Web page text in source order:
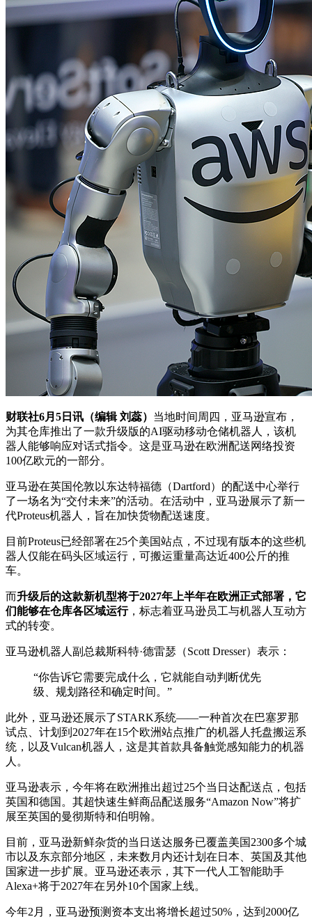
财联社6月5日讯（编辑 刘蕊） 当地时间周四，亚马逊宣布，
为其仓库推出了一款升级版的AI驱动移动仓储机器人，该机
器人能够响应对话式指令。这是亚马逊在欧洲配送网络投资
100亿欧元的一部分。
亚马逊在英国伦敦以东达特福德（Dartford）的配送中心举行
了一场名为“交付未来”的活动。在活动中，亚马逊展示了新一
代Proteus机器人，旨在加快货物配送速度。
目前Proteus已经部署在25个美国站点，不过现有版本的这些机
器人仅能在码头区域运行，可搬运重量高达近400公斤的推
车。
而升级后的这款新机型将于2027年上半年在欧洲正式部署，它
们能够在仓库各区域运行，标志着亚马逊员工与机器人互动方
式的转变。
亚马逊机器人副总裁斯科特·德雷瑟（Scott Dresser）表示：
“你告诉它需要完成什么，它就能自动判断优先
级、规划路径和确定时间。”
此外，亚马逊还展示了STARK系统——一种首次在巴塞罗那
试点、计划到2027年在15个欧洲站点推广的机器人托盘搬运系
统，以及Vulcan机器人，这是其首款具备触觉感知能力的机器
人。
亚马逊表示，今年将在欧洲推出超过25个当日达配送点，包括
英国和德国。其超快速生鲜商品配送服务“Amazon Now”将扩
展至英国的曼彻斯特和伯明翰。
目前，亚马逊新鲜杂货的当日送达服务已覆盖美国2300多个城
市以及东京部分地区，未来数月内还计划在日本、英国及其他
国家进一步扩展。亚马逊还表示，其下一代人工智能助手
Alexa+将于2027年在另外10个国家上线。
今年2月，亚马逊预测资本支出将增长超过50%，达到2000亿